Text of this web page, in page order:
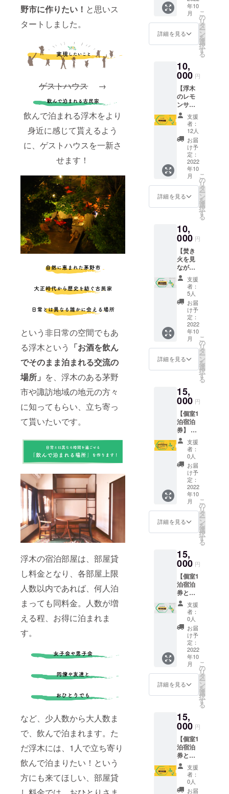
野市に作りたい！ と思いス
タートしました。
ゲストハウス→
飲んで泊まれる浮木をより
身近に感じて貰えるよう
に、ゲストハウスを一新さ
せます！
という非日常の空間でもあ
る浮木という 「お酒を飲ん
でそのまま泊まれる交流の
場所」 を、浮木のある茅野
市や諏訪地域の地元の方々
に知ってもらい、立ち寄っ
て貰いたいです。
浮木の宿泊部屋は、部屋貸
し料金となり、各部屋上限
人数以内であれば、何人泊
まっても同料金。人数が増
える程、お得に泊まれま
す。
など、少人数から大人数ま
で、飲んで泊まれます。た
だ浮木には、1人で立ち寄り
飲んで泊まりたい！という
方にも来てほしい、部屋貸
問い合
わせ頂
す。 ＊
予約状
日が満
室と
なって
いる事
もあり
ますの
で、早
めのご
予約を
お願い
致しま
す。
は、ご
予約時
にチ
ケット
お伝え
下さ
電話or
浮木
ホーム
ページ
からお
問い合
わせ頂
けま
す。 ＊
予約状
況によ
り希望
室と
なって
ますの
で、早
めのご
予約を
お願い
致しま
す。
泊が可
能 ＊予
約の際
に必要
考欄に
お名前
のご記
入をお
願い致
しま
す。 ＊
宿泊チ
ケット
を利用
される
際に
は、ご
予約時
にチ
ケット
利用の
下さ
い。 ＊
浮木
ホーム
ページ
からお
問い合
わせ頂
けま
す。 ＊
予約状
況によ
り希望
日が満
なって
いる事
で、早
めのご
予約を
お願い
致しま
す。
頂き、1
日バー
テン
ダーと
して過
ごして
す。
やった
ことな
い人か
ら経験
者ま
で、誰
でも体
験可能
です。
経験な
ど踏ま
えて、
基礎講
習もあ
りま
す。宿
浮木に
訪れる
人との
会話や
スタッ
フとの
コミュ
ニケー
ション
など、
お楽し
みくだ
さい。
・予約
受付
日：
2022年
期限：
2023年
チェッ
クイン
まで ・
人数：1
チケッ
トにつ
き1名
・所要
時間：
18時ー
22時 ・
事前打
せ有 ＊
予約の
ります
ので、
備考欄
にお名
前のご
記入を
お願い
致しま
す。 ＊
宿泊チ
ケット
を利用
される
際に
は、ご
にチ
ケット
名前を
お伝え
下さ
い。 ＊
電話or
浮木
ホーム
ページ
からお
年10
月
詳細を見る
こ
の
リ
タ
ー
ン
を
選
択
す
る
10,
000 円
【浮木
のレモ
ンサ
ワーボ
トル
キー
プ】 普
段は
やって
いない
ボトル
キープ
を提供
しま
す。 浮
木でも
ある一
味違う
自家製
のレモ
ンサ
ワー。
浮木に
訪れた
時に、
お一人
で、お
連れの
方と、
浮木で
出会っ
た人に
振る舞
す。 ・
ボトル
キープ
有効期
限：
2022年
10月16
日〜
2023年
10月末
日まで
・内容
量：
720g ・
浮木に
てボト
ルを
す。 ＊
備考欄
前の記
入をお
願い致
しま
す。ま
た、お
名前と
は別の
名前で
ボトル
キープ
する場
は、ボ
トル
前の記
入もお
願い致
しま
す。
支援
者：
12人
お届
け予
定：
2022
年10
月
詳細を見る
こ
の
リ
タ
ー
ン
を
選
択
す
る
10,
000 円
【焚き
火を見
ながら
飲み放
題2時間
（宿泊
な
し）】
浮木の
テラス
で焚き
火を見
なが
ら、飲
み放題2
時間チ
を提供
致しま
す。 ・
予約受
付日：
2022年
10月16
日〜 ・
有効期
限：
2023年
10月末
日 ・焚
き火時
間：
18:00~
21:30の
要にな
ります
ので、
備考欄
にお名
前の記
入をお
願い致
しま
す。 ＊
チケッ
トを利
用され
る際
は、予
約時に
その旨
さい。
支援
者：
5人
お届
け予
定：
2022
年10
月
詳細を見る
こ
の
リ
タ
ー
ン
を
選
択
す
る
15,
000 円
【個室1
泊宿泊
券】 浮
木の
「縁側
とテラ
スのあ
る1階の
大部
屋」に1
泊でき
る宿泊
チケッ
トを提
供致し
ます。
受付
日：
2022年
10月16
日から
・有効
期限：
2023年
4月末日
チェッ
クイン
まで ・
人数：
最大6名
まで宿
泊が可
能 ＊予
ますの
で、備
考欄に
お名前
のご記
入をお
願い致
しま
す。 ＊
宿泊チ
支援
者：
0人
お届
け予
定：
2022
年10
月
詳細を見る
こ
の
リ
タ
ー
ン
を
選
択
す
る
15,
000 円
【個室1
泊宿泊
券と散
歩】 浮
木に1泊
して、
バー営
業終了
後の
0:00過
ぎに、
バース
タッフ
と深夜
の散歩
付きの
ケット
を提供
致しま
す。 ・
予約受
付日：
2022年
10月16
日から
・有効
支援
者：
0人
お届
け予
定：
2022
年10
月
詳細を見る
こ
の
リ
タ
ー
ン
を
選
択
す
る
15,
000 円
【個室1
泊宿泊
券と座
禅】 浮
木に1泊
できる
宿泊と
支援
者：
0人
お届